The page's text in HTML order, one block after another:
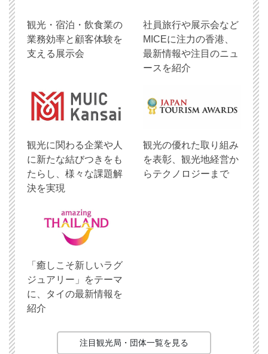
観光・宿泊・飲食業の
業務効率と顧客体験を
支える展示会
社員旅行や展示会など
MICEに注力の香港、
最新情報や注目のニュ
ースを紹介
観光に関わる企業や人
に新たな結びつきをも
たらし、様々な課題解
決を実現
観光の優れた取り組み
を表彰、観光地経営か
らテクノロジーまで
「癒しこそ新しいラグ
ジュアリー」をテーマ
に、タイの最新情報を
紹介
注目観光局・団体一覧を見る